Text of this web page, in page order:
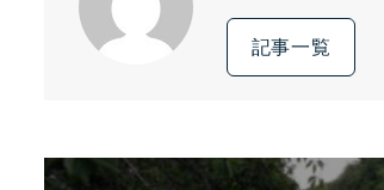
記事一覧